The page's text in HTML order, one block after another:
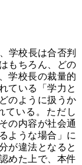
学校長は合否判
もちろん、どの
学校長の裁量的
ている「学力と
のように扱うか
ている。ただし
の内容が社会通
ような場合」に
が違法となると
めた上で、本件